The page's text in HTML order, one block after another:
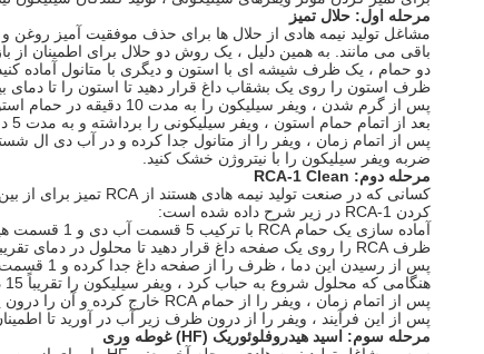
مرحله اول: حلال تمیز
مشاغل تولید نیمه هادی از حلال ها برای حذف موفقیت آمیز روغن
باقی می مانند.
به همین دلیل ، یک روش دو حلال برای اطمینان از
دو حمام ، یک ظرف شیشه ای با استون و دیگری با متانول آماده
ظرف استون را روی یک بشقاب داغ قرار دهید تا استون را تا دمای بیش از 55 درجه سانتیگراد
پس از گرم شدن ، ویفر سیلیکون را به مدت 10 دقیقه در حمام استون خیس کنید.
بعد از اتمام حمام استون ، ویفر سیلیکونی را برداشته و به مدت 5 دقیقه درون ظرف متانول قرار دهید.
پس از اتمام زمان ، ویفر را از متانول جدا کرده و در آب دی ال
ضربه ویفر سیلیکون را با نیتروژن خشک کنید.
مرحله دوم: RCA-1 Clean
کسانی که در صنعت تولید نیمه هادی هستند از RCA تمیز برای از بین بردن مانده های آلی استفاده می کنند.
کردن RCA-1 در زیر شرح داده شده است:
آماده سازی یک حمام RCA با ترکیب 5 قسمت آب دی و 1 قسمت هیدروکسید آمونیوم (27٪).
ظرف RCA را روی یک صفحه داغ قرار دهید تا محلول در دمای تقریبا 70 درجه سانتیگراد گرم شود.
پس از رسیدن این دما ، ظرف را از صفحه داغ جدا کرده و 1 قسمت پراکسید هیدروژن (30٪) اضافه کنید.
هنگامی که محلول شروع به حباب کرد ، ویفر سیلیکون را تقریباً 15 دقیقه خیس کنید.
پس از اتمام زمان ، ویفر را از حمام RCA خارج کرده و آن را درون یک ظرف با آب دی ان قرار دهید ، چندین بار آب را تغییر دهید تا محلول کاملا آبکشی شود.
پس از این فرآیند ، ویفر را از درون ظرف زیر آب در آورید تا
مرحله سوم: اسید هیدروفلوئوریک (HF) غوطه وری